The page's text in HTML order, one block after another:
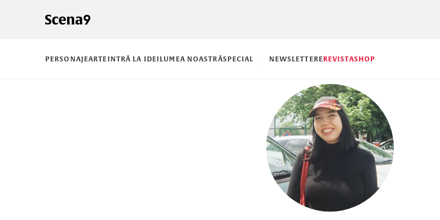
PERSONAJEARTEINTRĂ LA IDEILUMEA NOASTRĂSPECIAL NEWSLETTEREREVISTASHOP